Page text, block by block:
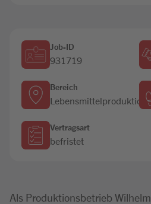
Job-ID
931719
Bereich
Lebensmittelproduktion
Vertragsart
befristet
Als Produktionsbetrieb